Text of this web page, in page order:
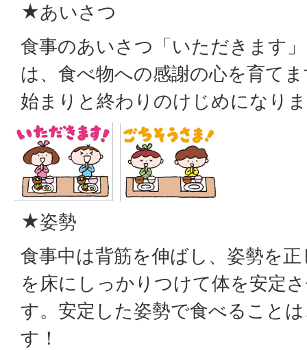
★あいさつ
食事のあいさつ「いただきます
は、食べ物への感謝の心を育て
始まりと終わりのけじめになり
★姿勢
食事中は背筋を伸ばし、姿勢を
を床にしっかりつけて体を安定
す。安定した姿勢で食べること
す！